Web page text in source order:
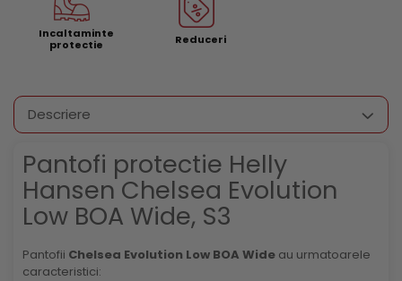
Incaltaminte
protectie
Reduceri
Descriere
Pantofi protectie Helly
Hansen Chelsea Evolution
Low BOA Wide, S3
Pantofii Chelsea Evolution Low BOA Wide au urmatoarele
caracteristici: